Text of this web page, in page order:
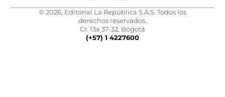
© 2026, Editorial La República S.A.S. Todos los
derechos reservados.
Cr. 13a 37-32, Bogotá
(+57) 1 4227600